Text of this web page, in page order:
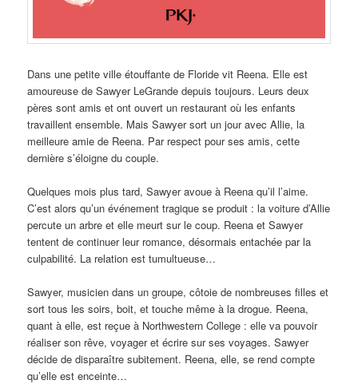
Dans une petite ville étouffante de Floride vit Reena. Elle est
amoureuse de Sawyer LeGrande depuis toujours. Leurs deux
pères sont amis et ont ouvert un restaurant où les enfants
travaillent ensemble. Mais Sawyer sort un jour avec Allie, la
meilleure amie de Reena. Par respect pour ses amis, cette
dernière s’éloigne du couple.
Quelques mois plus tard, Sawyer avoue à Reena qu’il l’aime.
C’est alors qu’un événement tragique se produit : la voiture d’Allie
percute un arbre et elle meurt sur le coup. Reena et Sawyer
tentent de continuer leur romance, désormais entachée par la
culpabilité. La relation est tumultueuse…
Sawyer, musicien dans un groupe, côtoie de nombreuses filles et
sort tous les soirs, boit, et touche même à la drogue. Reena,
quant à elle, est reçue à Northwestern College : elle va pouvoir
réaliser son rêve, voyager et écrire sur ses voyages. Sawyer
décide de disparaître subitement. Reena, elle, se rend compte
qu’elle est enceinte…